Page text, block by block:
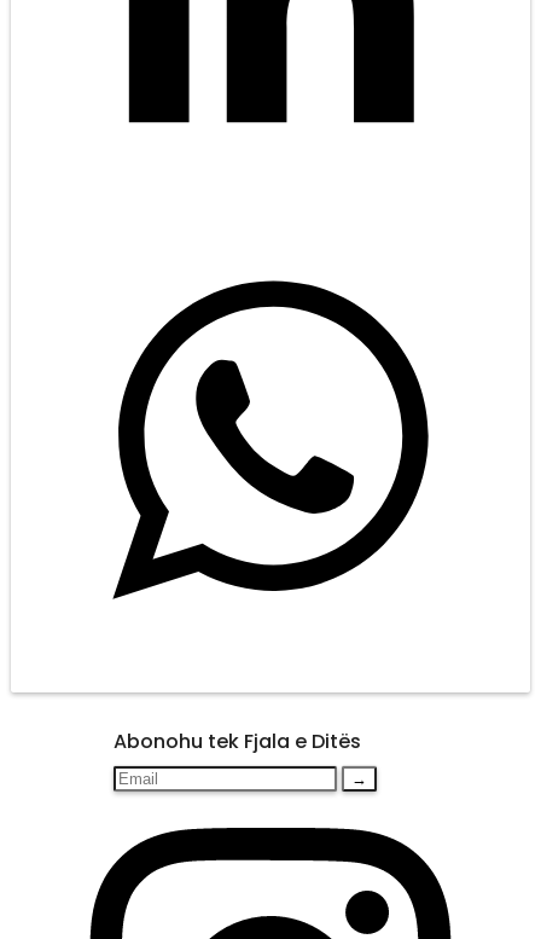
Abonohu tek Fjala e Ditës